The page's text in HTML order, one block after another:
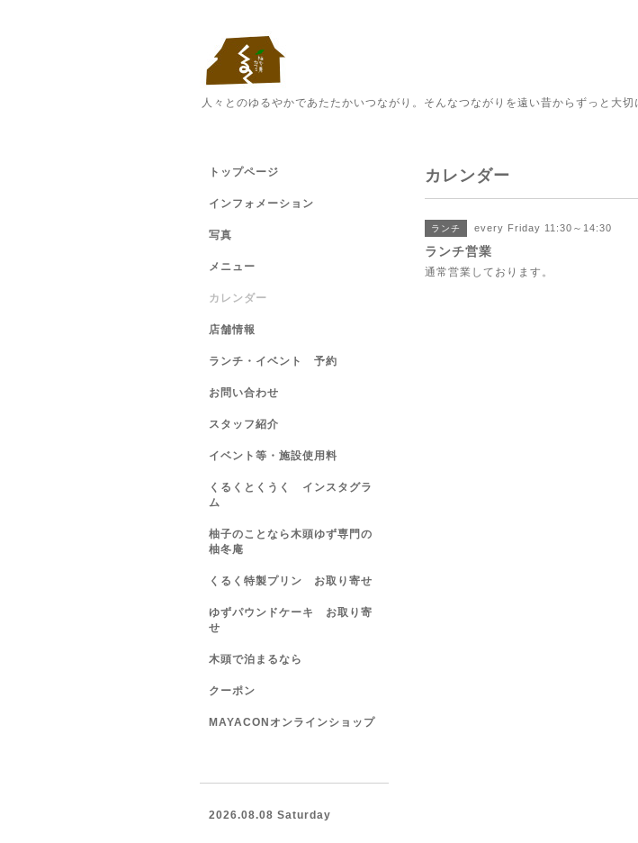
人々とのゆるやかであたたかいつながり。そんなつながりを遠い昔からずっと大
カレンダー
ランチ every Friday 11:30～14:30
ランチ営業
通常営業しております。
トップページ
インフォメーション
写真
メニュー
カレンダー
店舗情報
ランチ・イベント 予約
お問い合わせ
スタッフ紹介
イベント等・施設使用料
くるくとくうく インスタグラ
ム
柚子のことなら木頭ゆず専門の
柚冬庵
くるく特製プリン お取り寄せ
ゆずパウンドケーキ お取り寄
せ
木頭で泊まるなら
クーポン
MAYACONオンラインショップ
2026.08.08 Saturday